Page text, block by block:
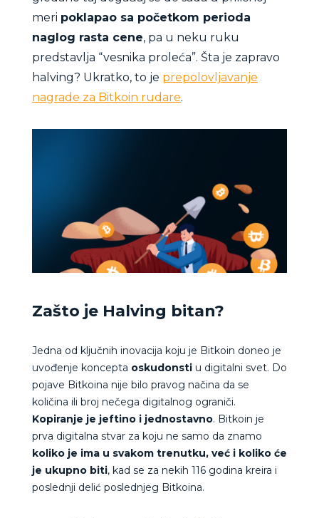
meri poklapao sa početkom perioda
naglog rasta cene, pa u neku ruku
predstavlja “vesnika proleća”. Šta je zapravo
halving? Ukratko, to je prepolovljavanje
nagrade za Bitkoin rudare.
Zašto je Halving bitan?
Jedna od ključnih inovacija koju je Bitkoin doneo je
uvođenje koncepta oskudonstiu digitalni svet. Do
pojave Bitkoina nije bilo pravog načina da se
količina ili broj nečega digitalnog ograniči.
Kopiranje je jeftino i jednostavno. Bitkoin je
prva digitalna stvar za koju ne samo da znamo
koliko je ima u svakom trenutku, već i koliko će
je ukupno biti, kad se za nekih 116 godina kreira i
poslednji delić poslednjeg Bitkoina.